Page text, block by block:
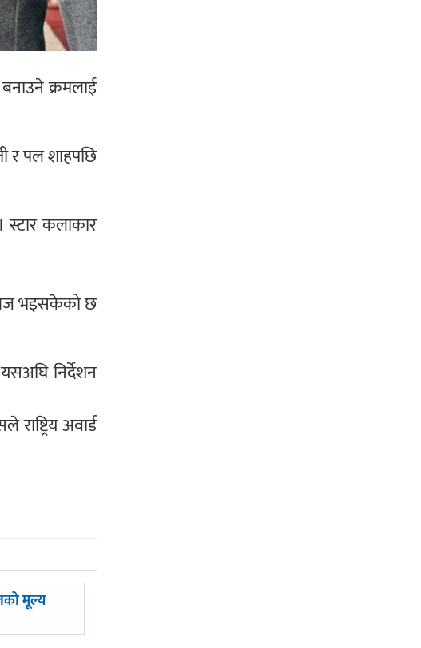
क्रमलाई
र पल शाहपछि
स्टार कलाकार
भइसकेको छ
निर्देशन
अवार्ड
मूल्य